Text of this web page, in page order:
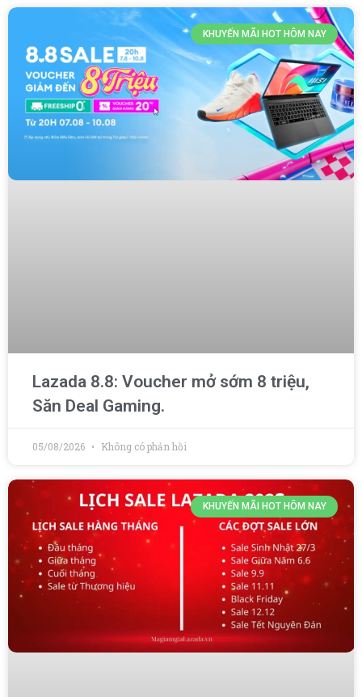
KHUYẾN MÃI HOT HÔM NAY
Lazada 8.8: Voucher mở sớm 8 triệu,
Săn Deal Gaming.
05/08/2026 Không có phản hồi
KHUYẾN MÃI HOT HÔM NAY